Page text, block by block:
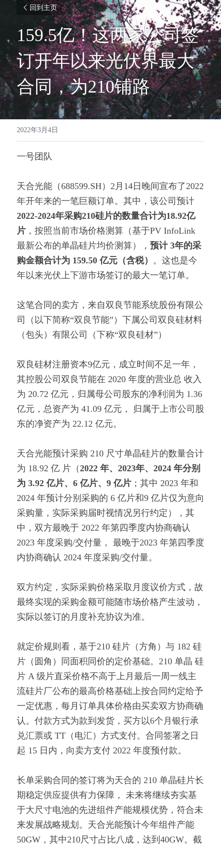
回到主页
159.5亿！这两家公司签
订开年以来光伏界最大
合同，为210铺路
2022年3月4日
一号团队
天合光能（688599.SH）2月14日晚间宣布了2022
年开年来的一笔巨额订单。其中，该公司预计
2022-2024年采购210硅片的数量合计为18.92亿
片 ，按照当前市场价格测算（基于PV InfoLink
最新公布的单晶硅片均价测算）， 预计 3年的采
购金额合计为 159.50 亿元（含税） 。这也是今
年以来光伏上下游市场签订的最大一笔订单。
这笔合同的卖方，来自双良节能系统股份有限公
司（以下简称“双良节能”）下属公司双良硅材料
（包头）有限公司（下称“双良硅材”）
双良硅材注册资本9亿元，成立时间不足一年，
其控股公司双良节能在 2020 年度的营业总 收入
为 20.72 亿元，归属母公司股东的净利润为 1.36
亿元，总资产为 41.09 亿元， 归属于上市公司股
东的净资产为 22.12 亿元。
天合光能预计采购 210 尺寸单晶硅片的数量合计
为 18.92 亿 片（2022 年、2023年、2024 年分别
为 3.92 亿片、6 亿片、9 亿片 ；其中 2023 年和
2024 年预计分别采购的 6 亿片和9 亿片仅为意向
采购量，实际采购届时视情况另行约定），其
中，双方最晚于 2022 年第四季度内协商确认
2023 年度采购/交付量， 最晚于2023 年第四季度
内协商确认 2024 年度采购/交付量。
双方约定，实际采购价格采取月度议价方式，故
最终实现的采购金额可能随市场价格产生波动，
实际以签订的月度补充协议为准。
就定价规则看，基于210 硅片（方角）与 182 硅
片（圆角）同面积同价的定价基础。210 单晶 硅
片 A 级片直采价格不高于上月最后一周一线主
流硅片厂公布的最高价格基础上按合同约定给予
一定优惠，每月订单具体价格由买卖双方协商确
认。付款方式为款到发货，买方以6个月银行承
兑汇票或 TT（电汇）方式支付。合同签署之日
起 15 日内，向卖方支付 2022 年度预付款。
长单采购合同的签订将为天合的 210 单晶硅片长
期稳定供应提供有力保障， 未来将继续夯实基
于大尺寸电池的先进组件产能规模优势，符合未
来发展战略规划。天合光能预计今年组件产能
50GW，其中210尺寸占比八成，达到40GW。截